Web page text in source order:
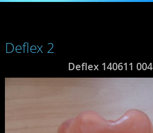
Deflex 2
Deflex 140611 004